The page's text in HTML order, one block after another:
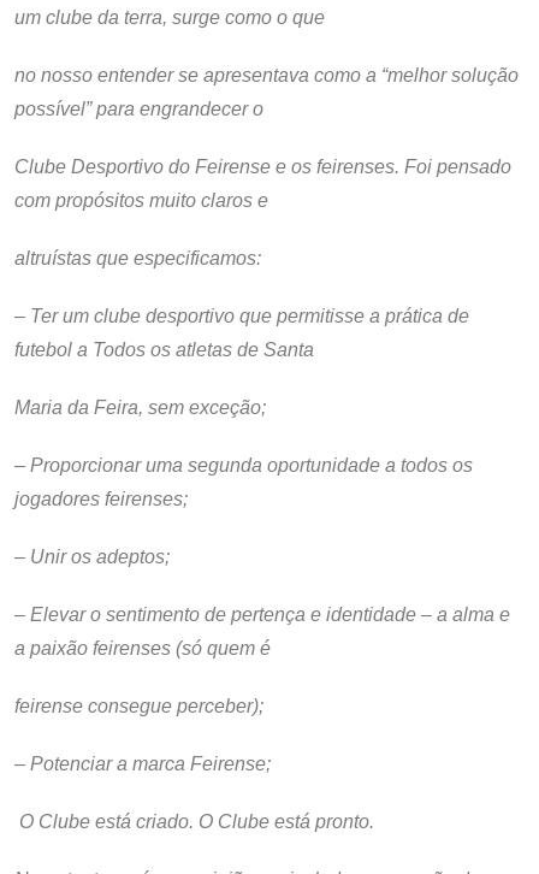
um clube da terra, surge como o que
no nosso entender se apresentava como a “melhor solução
possível” para engrandecer o
Clube Desportivo do Feirense e os feirenses. Foi pensado
com propósitos muito claros e
altruístas que especificamos:
– Ter um clube desportivo que permitisse a prática de
futebol a Todos os atletas de Santa
Maria da Feira, sem exceção;
– Proporcionar uma segunda oportunidade a todos os
jogadores feirenses;
– Unir os adeptos;
– Elevar o sentimento de pertença e identidade – a alma e
a paixão feirenses (só quem é
feirense consegue perceber);
– Potenciar a marca Feirense;
O Clube está criado. O Clube está pronto.